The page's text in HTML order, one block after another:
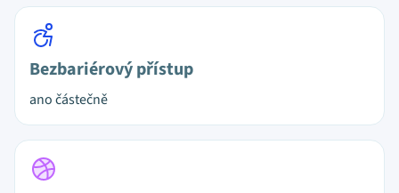
Bezbariérový přístup
ano částečně